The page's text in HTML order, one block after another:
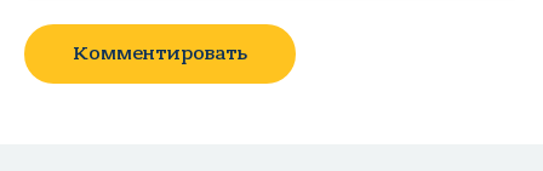
Комментировать